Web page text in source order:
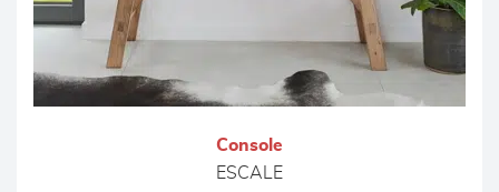
Console
ESCALE